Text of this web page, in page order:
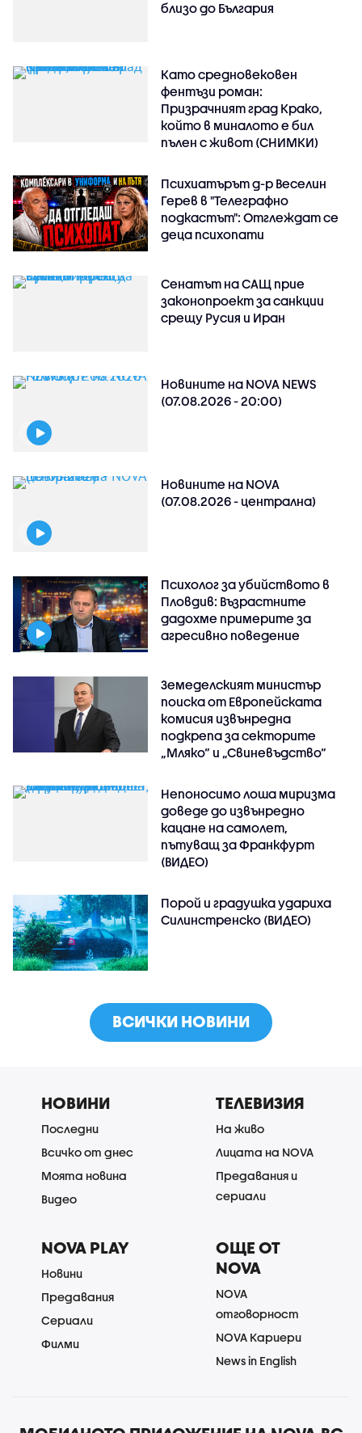
близо до България
Като средновековен
фентъзи роман:
Призрачният град Крако,
който в миналото е бил
пълен с живот (СНИМКИ)
Психиатърът д-р Веселин
Герев в "Телеграфно
подкастът": Отглеждат се
деца психопати
Сенатът на САЩ прие
законопроект за санкции
срещу Русия и Иран
Новините на NOVA NEWS
(07.08.2026 - 20:00)
Новините на NOVA
(07.08.2026 - централна)
Психолог за убийството в
Пловдив: Възрастните
дадохме примерите за
агресивно поведение
Земеделският министър
поиска от Европейската
комисия извънредна
подкрепа за секторите
„Мляко“ и „Свиневъдство“
Непоносимо лоша миризма
доведе до извънредно
кацане на самолет,
пътуващ за Франкфурт
(ВИДЕО)
Порой и градушка удариха
Силинстренско (ВИДЕО)
ВСИЧКИ НОВИНИ
НОВИНИ
Последни
Всичко от днес
Моята новина
Видео
ТЕЛЕВИЗИЯ
На живо
Лицата на NOVA
Предавания и
сериали
NOVA PLAY
Новини
Предавания
Сериали
Филми
ОЩЕ ОТ
NOVA
NOVA
отговорност
NOVA Кариери
News in English